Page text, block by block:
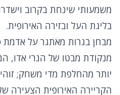
משמעותי שינחת בקרוב
בליגת העל ובזירה האירופית.
מבחן בגרות מאתגר על אדמת
מנקודת מבטו של הנרי אדו,
יותר מהחלפת מדי משחק;
הקריירה האירופית הצעירה